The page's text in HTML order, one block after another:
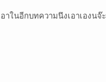
าในอีกบทความนึงเอาเองนจ๊ะ